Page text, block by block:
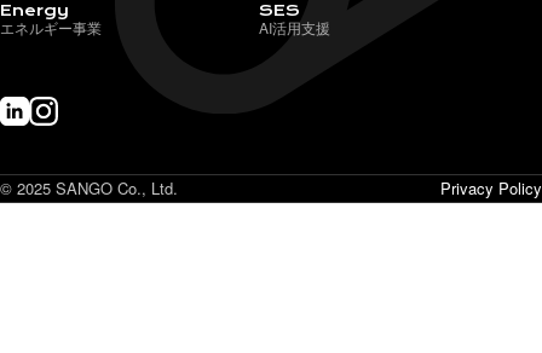
Energy
エネルギー事業
SES
AI活用支援
© 2025 SANGO Co., Ltd. Privacy Policy